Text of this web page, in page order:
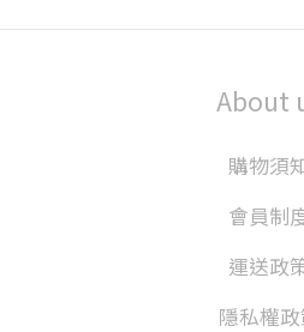
About
購物須
會員制
運送政
隱私權